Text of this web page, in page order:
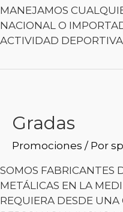
MANEJAMOS
NACIONAL O
ACTIVIDAD
Gradas
Promociones / Por
SOMOS FABRICANTES
METÁLICAS EN LA
REQUIERA DESDE